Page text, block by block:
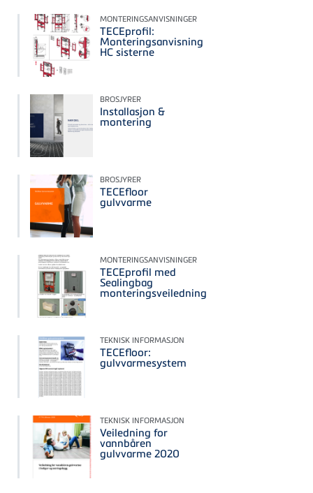
MONTERINGSANVISNINGER
TECEprofil:
Monteringsanvisning
HC sisterne
BROSJYRER
Installasjon &
montering
BROSJYRER
TECEfloor
gulvvarme
MONTERINGSANVISNINGER
TECEprofil med
Sealingbag
monteringsveiledning
TEKNISK INFORMASJON
TECEfloor:
gulvvarmesystem
TEKNISK INFORMASJON
Veiledning for
vannbåren
gulvvarme 2020